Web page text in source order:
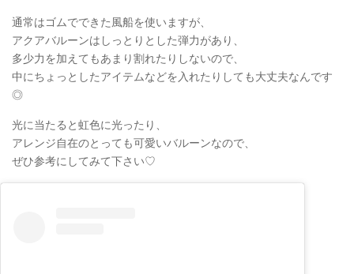
通常はゴムでできた風船を使いますが、
アクアバルーンはしっとりとした弾力があり、
多少力を加えてもあまり割れたりしないので、
中にちょっとしたアイテムなどを入れたりしても大丈夫なんです
◎
光に当たると虹色に光ったり、
アレンジ自在のとっても可愛いバルーンなので、
ぜひ参考にしてみて下さい♡